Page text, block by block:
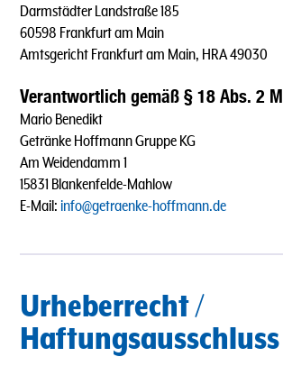
Darmstädter Landstraße 185
60598 Frankfurt am Main
Amtsgericht Frankfurt am Main, HRA 49030
Verantwortlich gemäß § 18 Abs. 2
Mario Benedikt
Getränke Hoffmann Gruppe KG
Am Weidendamm 1
15831 Blankenfelde-Mahlow
E-Mail: info@getraenke-hoffmann.de
Urheberrecht /
Haftungsausschluss